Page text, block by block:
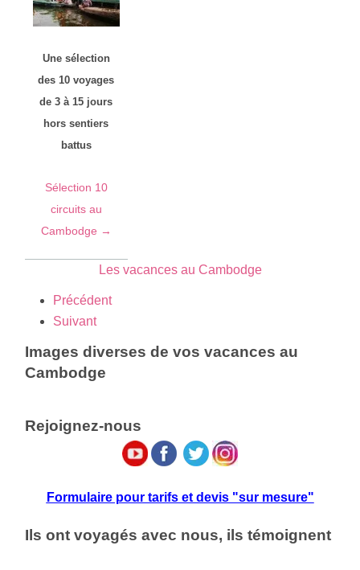
Une sélection
des 10 voyages
de 3 à 15 jours
hors sentiers
battus
Sélection 10
circuits au
Cambodge →
Les vacances au Cambodge
Précédent
Suivant
Images diverses de vos vacances au
Cambodge
Rejoignez-nous
Formulaire pour tarifs et devis "sur mesure"
Ils ont voyagés avec nous, ils témoignent